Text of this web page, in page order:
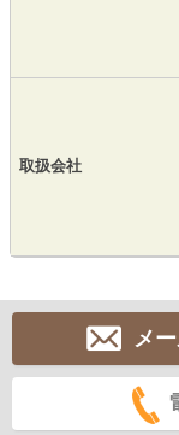
取扱会社
メ